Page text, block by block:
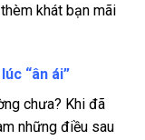
khát bạn mãi
“ân ái”
chưa? Khi đã
những điều sau